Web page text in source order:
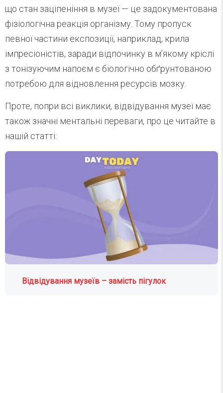
що стан заціпеніння в музеї — це задокументована
фізіологічна реакція організму. Тому пропуск
певної частини експозиції, наприклад, крила
імпресіоністів, заради відпочинку в м’якому кріслі
з тонізуючим напоєм є біологічно обґрунтованою
потребою для відновлення ресурсів мозку.
Проте, попри всі виклики, відвідування музеї має
також значні ментальні переваги, про це читайте в
нашій статті:
Відвідування музеїв – замість пігулок